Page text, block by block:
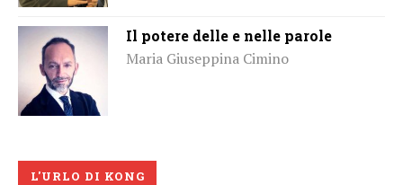
Il potere delle e nelle parole
Maria Giuseppina Cimino
L'URLO DI KONG